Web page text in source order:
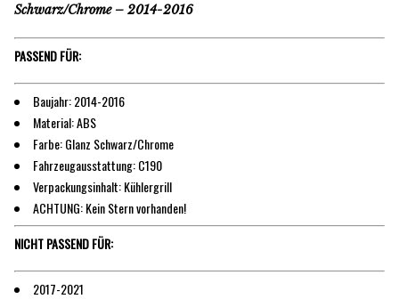
Schwarz/Chrome – 2014-2016
PASSEND FÜR:
Baujahr: 2014-2016
Material: ABS
Farbe: Glanz Schwarz/Chrome
Fahrzeugausstattung: C190
Verpackungsinhalt: Kühlergrill
ACHTUNG: Kein Stern vorhanden!
NICHT PASSEND FÜR:
2017-2021